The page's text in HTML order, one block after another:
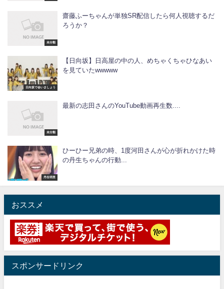
未分類
齋藤ふーちゃんが単独SR配信したら何人視聴するだ
ろうか？
日向坂で会いましょう
【日向坂】日高屋の中の人、めちゃくちゃひなあい
を見ていたwwwww
未分類
最新の志田さんのYouTube動画再生数....
丹生明里
ひーひー兄弟の時、1度河田さんが心が折れかけた時
の丹生ちゃんの行動...
おススメ
スポンサードリンク